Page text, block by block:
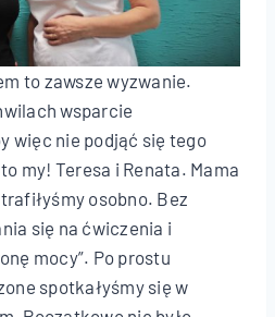
to zawsze wyzwanie.
wsparcie
więc nie podjąć się tego
my! Teresa i Renata. Mama
osobno. Bez
się na ćwiczenia i
mocy”. Po prostu
spotkałyśmy się w